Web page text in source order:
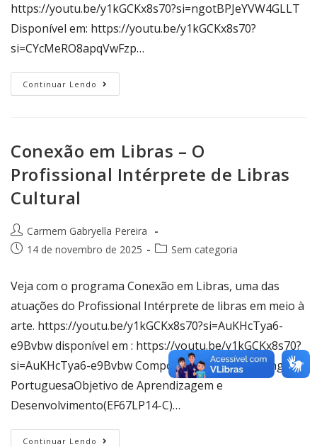
https://youtu.be/y1kGCKx8s70?si=ngotBPJeYVW4GLLT
Disponível em: https://youtu.be/y1kGCKx8s70?
si=CYcMeRO8apqVwFzp…
Continuar Lendo
Conexão em Libras – O
Profissional Intérprete de Libras
Cultural
Carmem Gabryella Pereira
14 de novembro de 2025
Sem categoria
Veja com o programa Conexão em Libras, uma das
atuações do Profissional Intérprete de libras em meio à
arte. https://youtu.be/y1kGCKx8s70?si=AuKHcTya6-
e9Bvbw disponível em : https://youtu.be/y1kGCKx8s70?
si=AuKHcTya6-e9Bvbw Componente CurricularLíngua
PortuguesaObjetivo de Aprendizagem e
Desenvolvimento(EF67LP14-C)…
Continuar Lendo